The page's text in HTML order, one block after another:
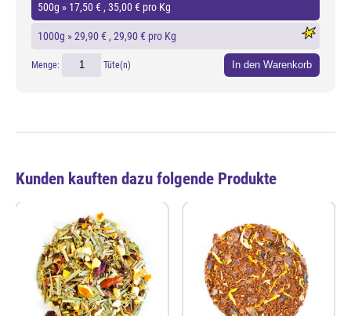
500g » 17,50 € , 35,00 € pro Kg
1000g »29,90 € , 29,90 € pro Kg
Menge: Tüte(n) In den Warenkorb
Kunden kauften dazu folgende Produkte